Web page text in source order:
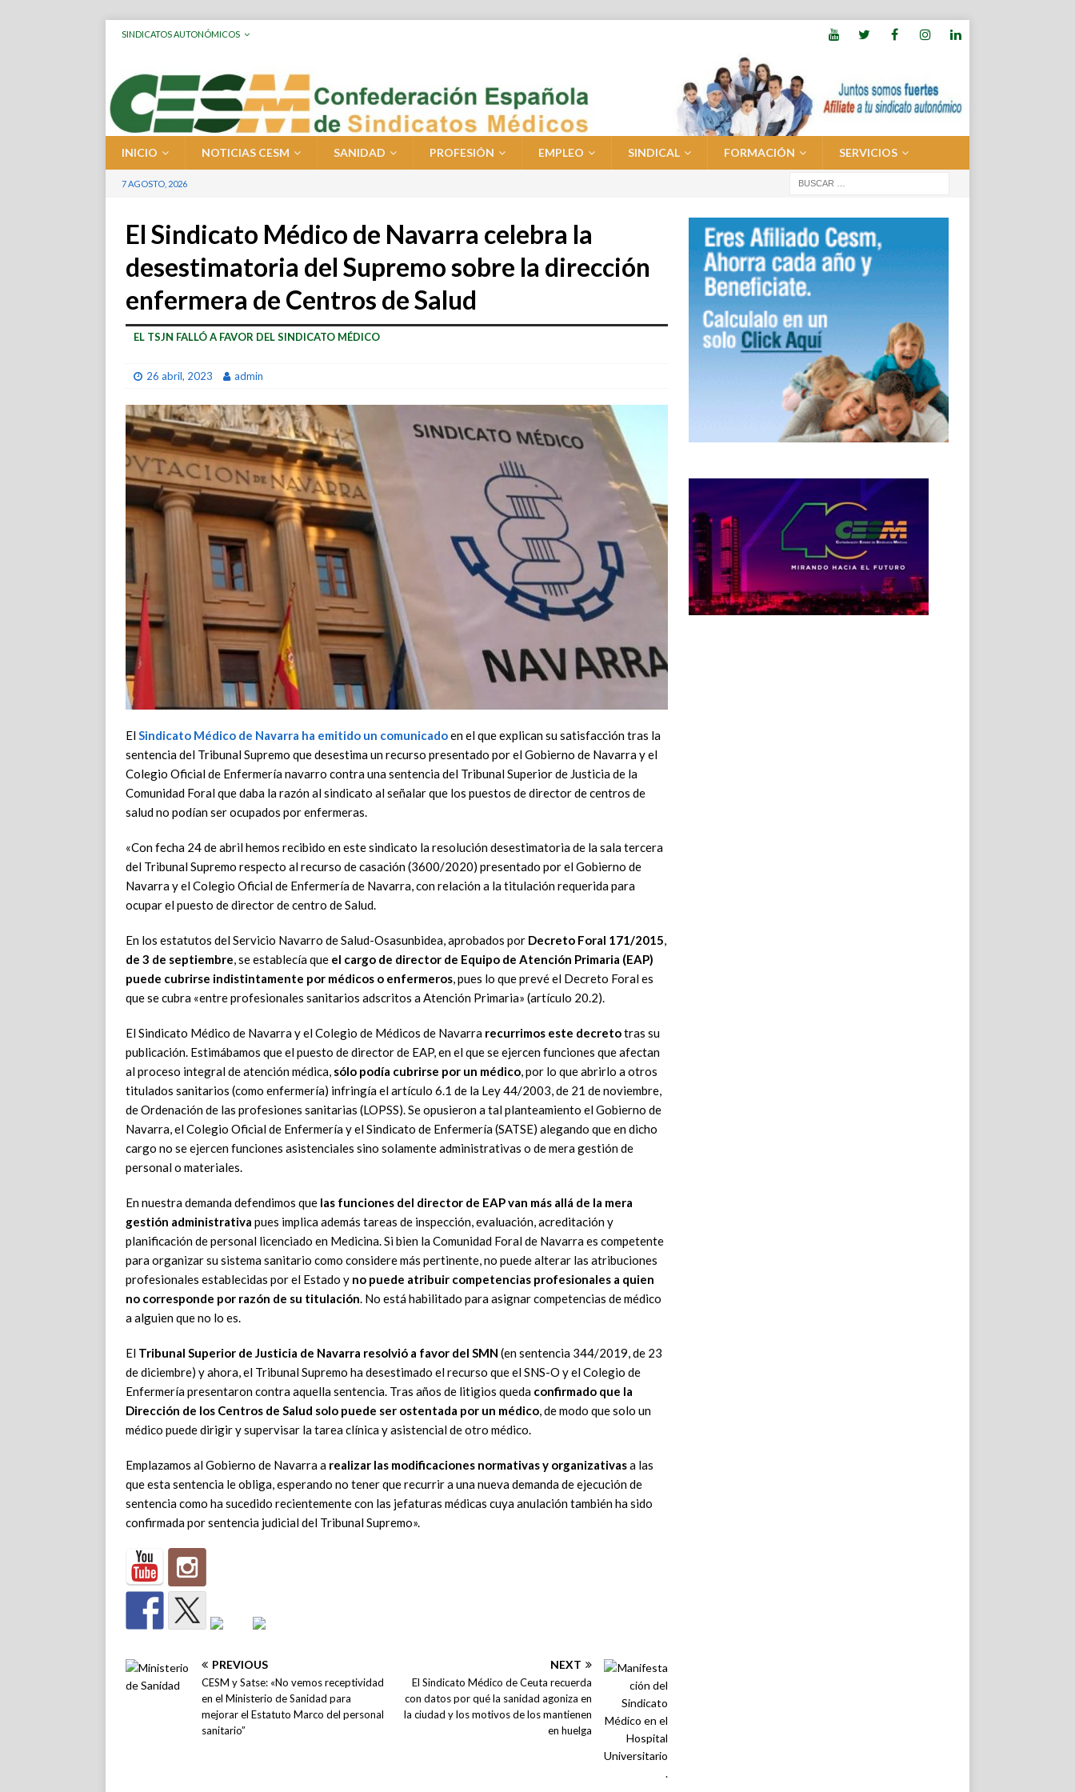
SINDICATOS AUTONÓMICOS
INICIO NOTICIAS CESM SANIDAD PROFESIÓN EMPLEO SINDICAL FORMACIÓN SERVICIOS
7 AGOSTO, 2026
El Sindicato Médico de Navarra celebra la
desestimatoria del Supremo sobre la dirección
enfermera de Centros de Salud
EL TSJN FALLÓ A FAVOR DEL SINDICATO MÉDICO
26 abril, 2023 admin
ElSindicato Médico de Navarra ha emitido un comunicadoen el que explican su satisfacción tras la
sentencia del Tribunal Supremo que desestima un recurso presentado por el Gobierno de Navarra y el
Colegio Oficial de Enfermería navarro contra una sentencia del Tribunal Superior de Justicia de la
Comunidad Foral que daba la razón al sindicato al señalar que los puestos de director de centros de
salud no podían ser ocupados por enfermeras.
«Con fecha 24 de abril hemos recibido en este sindicato la resolución desestimatoria de la sala tercera
del Tribunal Supremo respecto al recurso de casación (3600/2020) presentado por el Gobierno de
Navarra y el Colegio Oficial de Enfermería de Navarra, con relación a la titulación requerida para
ocupar el puesto de director de centro de Salud.
En los estatutos del Servicio Navarro de Salud-Osasunbidea, aprobados por Decreto Foral 171/2015,
de 3 de septiembre, se establecía que el cargo de director de Equipo de Atención Primaria (EAP)
puede cubrirse indistintamente por médicos o enfermeros, pues lo que prevé el Decreto Foral es
que se cubra «entre profesionales sanitarios adscritos a Atención Primaria» (artículo 20.2).
El Sindicato Médico de Navarra y el Colegio de Médicos de Navarra recurrimos este decretotras su
publicación. Estimábamos que el puesto de director de EAP, en el que se ejercen funciones que afectan
al proceso integral de atención médica, sólo podía cubrirse por un médico, por lo que abrirlo a otros
titulados sanitarios (como enfermería) infringía el artículo 6.1 de la Ley 44/2003, de 21 de noviembre,
de Ordenación de las profesiones sanitarias (LOPSS). Se opusieron a tal planteamiento el Gobierno de
Navarra, el Colegio Oficial de Enfermería y el Sindicato de Enfermería (SATSE) alegando que en dicho
cargo no se ejercen funciones asistenciales sino solamente administrativas o de mera gestión de
personal o materiales.
En nuestra demanda defendimos que las funciones del director de EAP van más allá de la mera
gestión administrativa pues implica además tareas de inspección, evaluación, acreditación y
planificación de personal licenciado en Medicina. Si bien la Comunidad Foral de Navarra es competente
para organizar su sistema sanitario como considere más pertinente, no puede alterar las atribuciones
profesionales establecidas por el Estado y no puede atribuir competencias profesionales a quien
no corresponde por razón de su titulación. No está habilitado para asignar competencias de médico
a alguien que no lo es.
El Tribunal Superior de Justicia de Navarra resolvió a favor del SMN (en sentencia 344/2019, de 23
de diciembre) y ahora, el Tribunal Supremo ha desestimado el recurso que el SNS-O y el Colegio de
Enfermería presentaron contra aquella sentencia. Tras años de litigios queda confirmado que la
Dirección de los Centros de Salud solo puede ser ostentada por un médico, de modo que solo un
médico puede dirigir y supervisar la tarea clínica y asistencial de otro médico.
Emplazamos al Gobierno de Navarra a realizar las modificaciones normativas y organizativasa las
que esta sentencia le obliga, esperando no tener que recurrir a una nueva demanda de ejecución de
sentencia como ha sucedido recientemente con las jefaturas médicas cuya anulación también ha sido
confirmada por sentencia judicial del Tribunal Supremo».
PREVIOUS
CESM y Satse: «No vemos receptividad
en el Ministerio de Sanidad para
mejorar el Estatuto Marco del personal
sanitario”
NEXT
El Sindicato Médico de Ceuta recuerda
con datos por qué la sanidad agoniza en
la ciudad y los motivos de los mantienen
en huelga